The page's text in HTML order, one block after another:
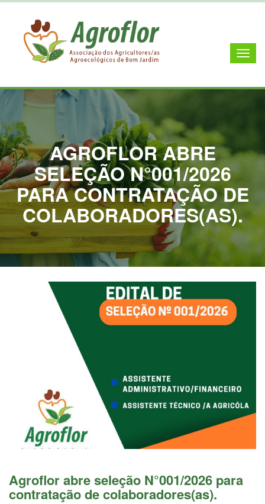
AGROFLOR ABRE
SELEÇÃO N°001/2026
PARA CONTRATAÇÃO DE
COLABORADORES(AS).
Agroflor abre seleção N°001/2026 para
contratação de colaboradores(as).